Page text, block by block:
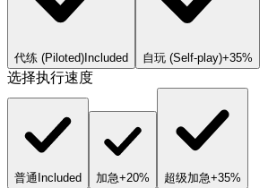
代练 (Piloted) Included 自玩 (Self-play)+35%
选择执行速度
普通 Included 加急+20% 超级加急+35%